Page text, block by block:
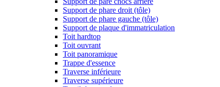
Support de phare droit (tôle)
Support de phare gauche (tôle)
Support de plaque d'immatriculation
Toit hardtop
Toit ouvrant
Toit panoramique
Trappe d'essence
Traverse inférieure
Traverse supérieure